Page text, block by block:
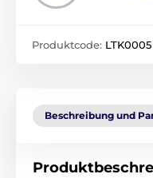
Produktcode: LTK0005
Beschreibung und